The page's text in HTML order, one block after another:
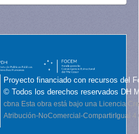
Proyecto financiado con recursos del
© Todos los derechos reservados DH
cbna Esta obra está bajo una Licencia
Atribución-NoComercial-CompartirIgual